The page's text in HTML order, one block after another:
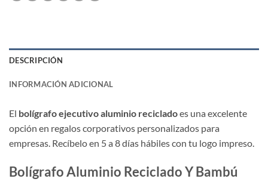
DESCRIPCIÓN
INFORMACIÓN ADICIONAL
El bolígrafo ejecutivo aluminio recicladoes una excelente
opción en regalos corporativos personalizados para
empresas. Recíbelo en 5 a 8 días hábiles con tu logo impreso.
Bolígrafo Aluminio Reciclado Y Bambú